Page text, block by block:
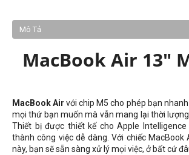
Mô Tả
MacBook Air 13"
MacBook Air với chip M5 cho phép bạn
mọi thứ bạn muốn mà vẫn mang lại thời lượng
Thiết bị được thiết kế cho Apple
thành công việc dễ dàng. Với chiếc MacBook
này, bạn sẽ sẵn sàng xử lý mọi việc, ở bất cứ